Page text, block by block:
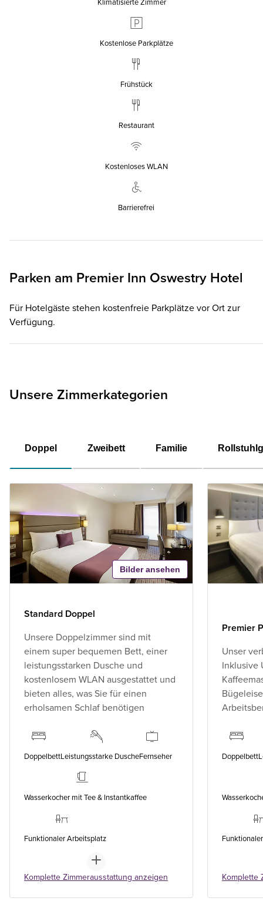
Klimatisierte Zimmer
Kostenlose Parkplätze
Frühstück
Restaurant
Kostenloses WLAN
Barrierefrei
Parken am Premier Inn Oswestry Hotel
Für Hotelgäste stehen kostenfreie Parkplätze vor Ort zur
Verfügung.
Unsere Zimmerkategorien
Doppel Zweibett Familie
Bilder ansehen
Standard Doppel
Unsere Doppelzimmer sind mit
einem super bequemen Bett, einer
leistungsstarken Dusche und
kostenlosem WLAN ausgestattet und
bieten alles, was Sie für einen
erholsamen Schlaf benötigen
DoppelbettLeistungsstarke DuscheFernseher
Wasserkocher mit Tee & Instantkaffee
Funktionaler Arbeitsplatz
Komplette Zimmerausstattung anzeigen
Premier
Unser
Inklusive
Doppelbett
Komplette